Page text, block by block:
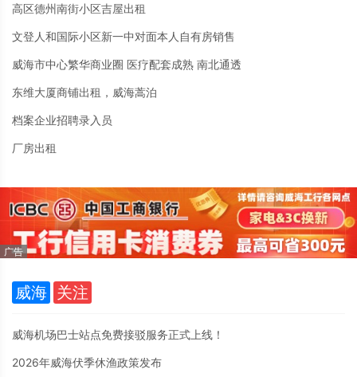
高区德州南街小区吉屋出租
文登人和国际小区新一中对面本人自有房销售
威海市中心繁华商业圈 医疗配套成熟 南北通透
东维大厦商铺出租，威海蒿泊
档案企业招聘录入员
厂房出租
威海 关注
威海机场巴士站点免费接驳服务正式上线！
2026年威海伏季休渔政策发布